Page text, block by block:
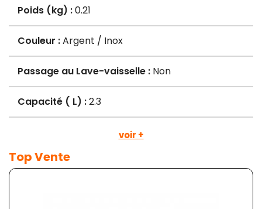
Poids (kg) :0.21
Couleur :Argent / Inox
Passage au Lave-vaisselle : Non
Capacité ( L) :2.3
voir +
Top Vente